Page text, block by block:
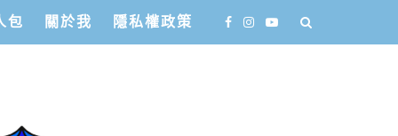
包 關於我 隱私權政策